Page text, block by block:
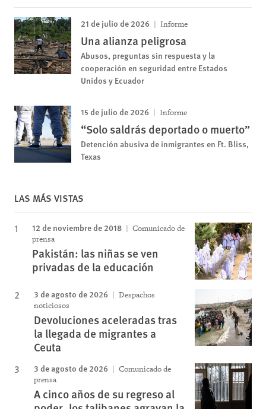
21 de julio de 2026 Informe
Una alianza peligrosa
Abusos, preguntas sin respuesta y la
cooperación en seguridad entre Estados
Unidos y Ecuador
15 de julio de 2026 Informe
“Solo saldrás deportado o muerto”
Detención abusiva de inmigrantes en Ft. Bliss,
Texas
LAS MÁS VISTAS
12 de noviembre de 2018
Comunicado de
prensa
Pakistán: las niñas se ven
privadas de la educación
3 de agosto de 2026
Despachos
noticiosos
Devoluciones aceleradas tras
la llegada de migrantes a
Ceuta
3 de agosto de 2026
Comunicado de
prensa
A cinco años de su regreso al